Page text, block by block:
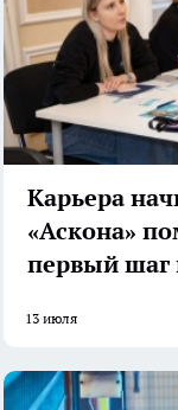
Карьера
«Аскона»
первый шаг
13 июля